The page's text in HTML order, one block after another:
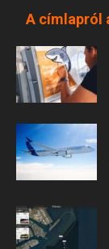
A címlapról